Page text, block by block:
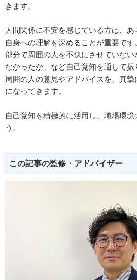
きます。
人間関係に不安を感じている方は、
自身への理解を深めることが重要で
部分で周囲の人を不快にさせていな
なかったか、など自己覚知を通して振
周囲の人の意見やアドバイスを、真
になってきます。
自己覚知を積極的に活用し、職場環境
う。
この記事の監修・アドバイザー